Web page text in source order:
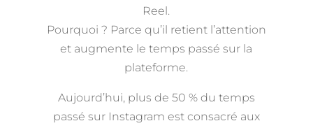
Reel.
Pourquoi ? Parce qu’il retient l’attention
et augmente le temps passé sur la
plateforme.
Aujourd’hui, plus de 50 % du temps
passé sur Instagram est consacré aux